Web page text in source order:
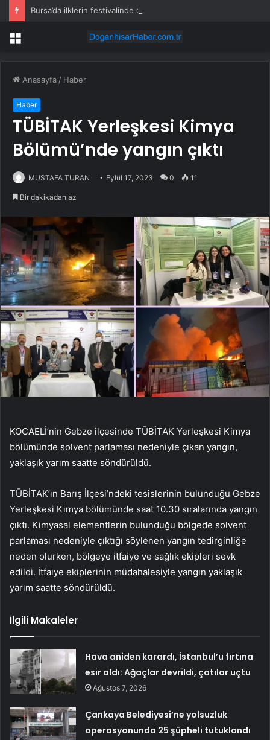
Bursa’da ilklerin festivalinde çocuklar da şen şakrak
Menü
Anasayfa / Haber
Haber
TÜBİTAK Yerleşkesi Kimya
Bölümü’nde yangın çıktı
MUSTAFA TURAN Eylül 17, 2023 0 11
Bir dakikadan az
KOCAELİ’nin Gebze ilçesinde TÜBİTAK Yerleşkesi Kimya
bölümünde solvent parlaması nedeniyle çıkan yangın,
yaklaşık yarım saatte söndürüldü.
TÜBİTAK’ın Barış İlçesi’ndeki tesislerinin bulunduğu Gebze
Yerleşkesi Kimya bölümünde saat 10.30 sıralarında yangın
çıktı. Kimyasal elementlerin bulunduğu bölgede solvent
parlaması nedeniyle çıktığı söylenen yangın tedirginliğe
neden olurken, bölgeye itfaiye ve sağlık ekipleri sevk
edildi. İtfaiye ekiplerinin müdahalesiyle yangın yaklaşık
yarım saatte söndürüldü.
İlgili Makaleler
Hava aniden karardı, İstanbul’u fırtına
esir aldı: Ağaçlar devrildi, çatılar uçtu
Ağustos 7, 2026
Çankaya Belediyesi’ne yolsuzluk
operasyonunda 25 şüpheli tutuklandı